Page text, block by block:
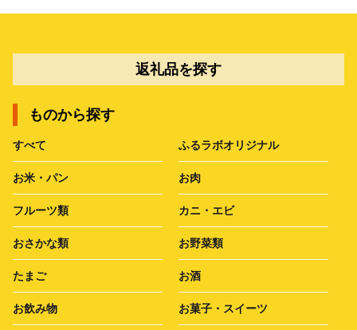
返礼品を探す
ものから探す
すべて ふるラボオリジナル
お米・パン お肉
フルーツ類 カニ・エビ
おさかな類 お野菜類
たまご お酒
お飲み物 お菓子・スイーツ